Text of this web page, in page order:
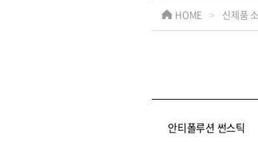
HOME > 신제품
안티폴루션 썬스틱